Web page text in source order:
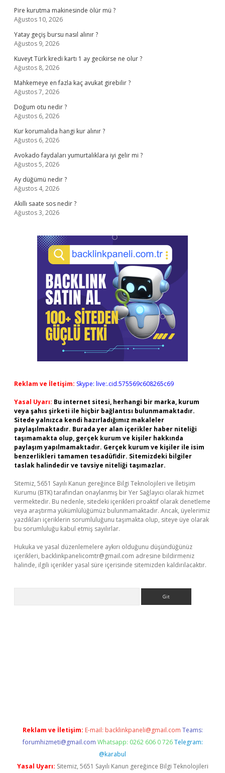
Pire kurutma makinesinde ölür mü ?
Ağustos 10, 2026
Yatay geçiş bursu nasıl alınır ?
Ağustos 9, 2026
Kuveyt Türk kredi kartı 1 ay gecikirse ne olur ?
Ağustos 8, 2026
Mahkemeye en fazla kaç avukat girebilir ?
Ağustos 7, 2026
Doğum otu nedir ?
Ağustos 6, 2026
Kur korumalıda hangi kur alınır ?
Ağustos 6, 2026
Avokado faydaları yumurtalıklara iyi gelir mi ?
Ağustos 5, 2026
Ay düğümü nedir ?
Ağustos 4, 2026
Akıllı saate sos nedir ?
Ağustos 3, 2026
Reklam ve İletişim: Skype: live:.cid.575569c608265c69
Yasal Uyarı: Bu internet sitesi, herhangi bir marka, kurum
veya şahıs şirketi ile hiçbir bağlantısı bulunmamaktadır.
Sitede yalnızca kendi hazırladığımız makaleler
paylaşılmaktadır. Burada yer alan içerikler haber niteliği
taşımamakta olup, gerçek kurum ve kişiler hakkında
paylaşım yapılmamaktadır. Gerçek kurum ve kişiler ile isim
benzerlikleri tamamen tesadüfidir. Sitemizdeki bilgiler
taslak halindedir ve tavsiye niteliği taşımazlar.
Sitemiz, 5651 Sayılı Kanun gereğince Bilgi Teknolojileri ve İletişim
Kurumu (BTK) tarafından onaylanmış bir Yer Sağlayıcı olarak hizmet
vermektedir. Bu nedenle, sitedeki içerikleri proaktif olarak denetleme
veya araştırma yükümlülüğümüz bulunmamaktadır. Ancak, üyelerimiz
yazdıkları içeriklerin sorumluluğunu taşımakta olup, siteye üye olarak
bu sorumluluğu kabul etmiş sayılırlar.
Hukuka ve yasal düzenlemelere aykırı olduğunu düşündüğünüz
içerikleri, backlinkpanelicomtr@gmail.com adresine bildirmeniz
halinde, ilgili içerikler yasal süre içerisinde sitemizden kaldırılacaktır.
Reklam ve İletişim: E-mail: backlinkpaneli@gmail.com Teams:
forumhizmeti@gmail.com Whatsapp: 0262 606 0 726 Telegram:
@karabul
Yasal Uyarı: Sitemiz, 5651 Sayılı Kanun gereğince Bilgi Teknolojileri